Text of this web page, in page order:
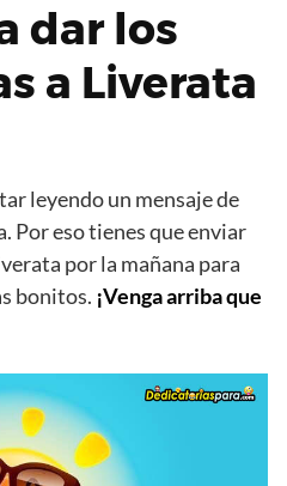
dar los
a Liverata
leyendo un mensaje de
Por eso tienes que enviar
por la mañana para
bonitos. ¡Venga arriba que